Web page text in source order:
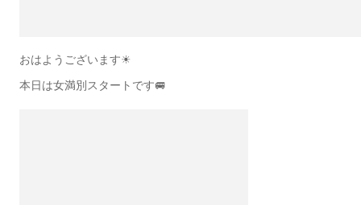
おはようございます☀
本日は女満別スタートです🚐